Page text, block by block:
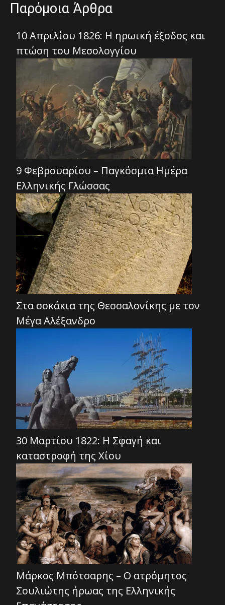
Παρόμοια Άρθρα
10 Απριλίου 1826: Η ηρωική έξοδος και
πτώση του Μεσολογγίου
9 Φεβρουαρίου – Παγκόσμια Ημέρα
Ελληνικής Γλώσσας
Στα σοκάκια της Θεσσαλονίκης με τον
Μέγα Αλέξανδρο
30 Μαρτίου 1822: Η Σφαγή και
καταστροφή της Χίου
Μάρκος Μπότσαρης – Ο ατρόμητος
Σουλιώτης ήρωας της Ελληνικής